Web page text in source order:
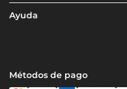
Ayuda
Métodos de pago